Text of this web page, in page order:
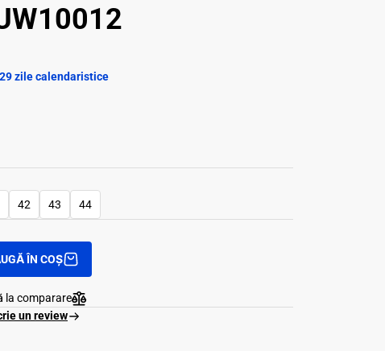
zile calendaristice
42 43 44
ÎN COȘ
la comparare
un review